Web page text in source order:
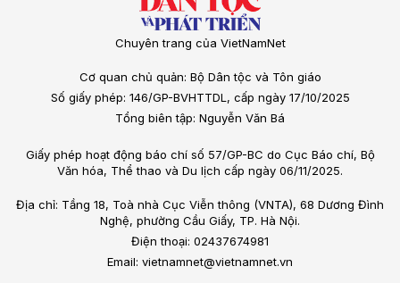
Chuyên trang của VietNamNet
Cơ quan chủ quản: Bộ Dân tộc và Tôn giáo
Số giấy phép: 146/GP-BVHTTDL, cấp ngày 17/10/2025
Tổng biên tập: Nguyễn Văn Bá
Giấy phép hoạt động báo chí số 57/GP-BC do Cục Báo chí, Bộ
Văn hóa, Thể thao và Du lịch cấp ngày 06/11/2025.
Địa chỉ: Tầng 18, Toà nhà Cục Viễn thông (VNTA), 68 Dương Đình
Nghệ, phường Cầu Giấy, TP. Hà Nội.
Điện thoại: 02437674981
Email: vietnamnet@vietnamnet.vn